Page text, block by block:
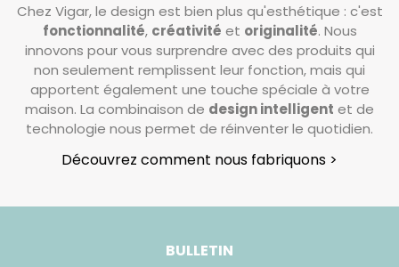
Chez Vigar, le design est bien plus qu'esthétique : c'est
fonctionnalité, créativité et originalité. Nous
innovons pour vous surprendre avec des produits qui
non seulement remplissent leur fonction, mais qui
apportent également une touche spéciale à votre
maison. La combinaison de design intelligent et de
technologie nous permet de réinventer le quotidien.
Découvrez comment nous fabriquons >
BULLETIN